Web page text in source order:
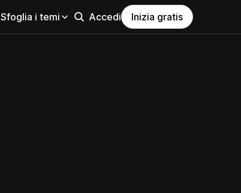
Sfoglia i temi Accedi Inizia gratis